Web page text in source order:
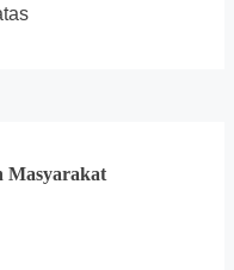
Masyarakat